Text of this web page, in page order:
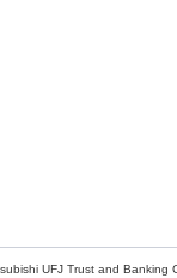
UFJ Trust and Banking